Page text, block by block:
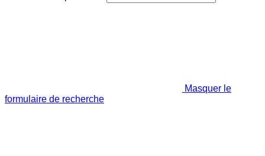
Masquer le
formulaire de recherche